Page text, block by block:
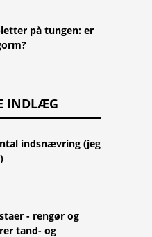
på tungen: er
INDLÆG
indsnævring (jeg
- rengør og
tand- og